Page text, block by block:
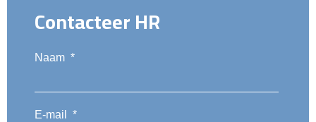
Contacteer HR
Naam *
E-mail *